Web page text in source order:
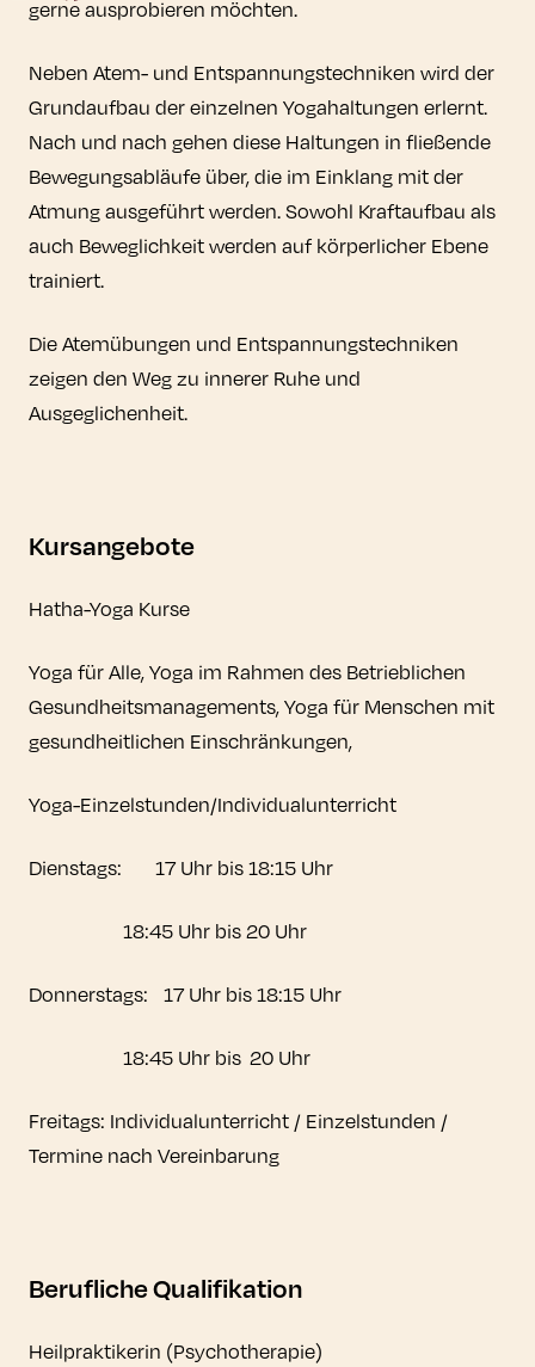
gerne ausprobieren möchten.
Neben Atem- und Entspannungstechniken wird der
Grundaufbau der einzelnen Yogahaltungen erlernt.
Nach und nach gehen diese Haltungen in fließende
Bewegungsabläufe über, die im Einklang mit der
Atmung ausgeführt werden. Sowohl Kraftaufbau als
auch Beweglichkeit werden auf körperlicher Ebene
trainiert.
Die Atemübungen und Entspannungstechniken
zeigen den Weg zu innerer Ruhe und
Ausgeglichenheit.
Kursangebote
Hatha-Yoga Kurse
Yoga für Alle, Yoga im Rahmen des Betrieblichen
Gesundheitsmanagements, Yoga für Menschen mit
gesundheitlichen Einschränkungen,
Yoga-Einzelstunden/Individualunterricht
Dienstags: 17 Uhr bis 18:15 Uhr
18:45 Uhr bis 20 Uhr
Donnerstags: 17 Uhr bis 18:15 Uhr
18:45 Uhr bis 20 Uhr
Freitags: Individualunterricht / Einzelstunden /
Termine nach Vereinbarung
Berufliche Qualifikation
Heilpraktikerin (Psychotherapie)